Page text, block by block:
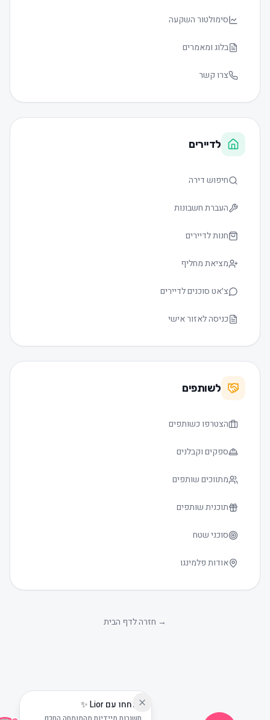
גודל טקסט
שוחחו עם Lior ✨
סימולטור השקעה
בלוג ומאמרים
צרו קשר
לדיירים
חיפוש דירה
העברת חשבונות
חנות לדיירים
מציאת מחליף
צ׳אט סוכנים לדיירים
כניסה לאזור אישי
לשותפים
הצטרפו כשותפים
ספקים וקבלנים
מתווכים שותפים
תוכנית שותפים
סוכני שטח
אודות פלמינגו
חזרה לדף הבית